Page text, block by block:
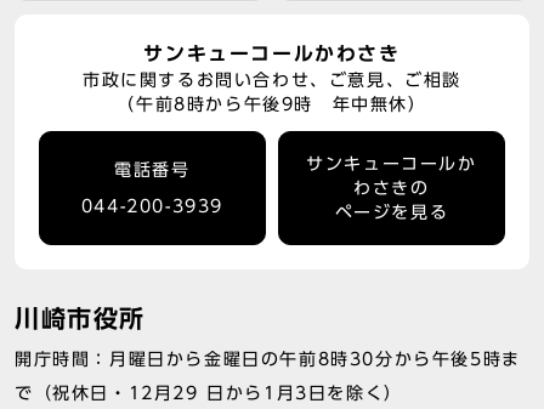
サンキューコールかわさき
市政に関するお問い合わせ、ご意見、ご相談
（午前8時から午後9時 年中無休）
電話番号
044-200-3939
サンキューコールか
わさきの
ページを見る
川崎市役所
開庁時間：月曜日から金曜日の午前8時30分から午後5時ま
で（祝休日・12月29 日から1月3日を除く）